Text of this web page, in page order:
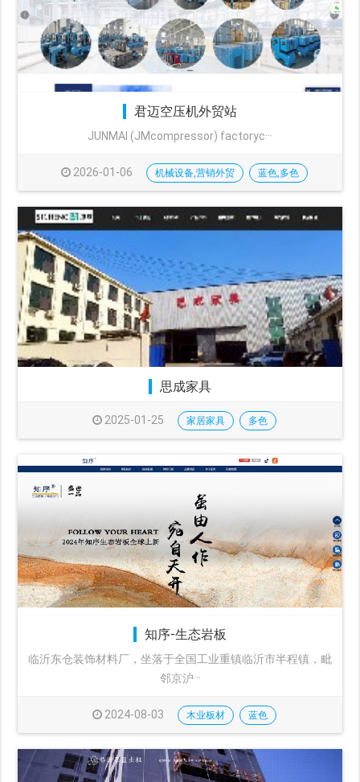
君迈空压机外贸站
JUNMAI (JMcompressor) factoryc···
2026-01-06 机械设备,营销外贸 蓝色,多色
思成家具
2025-01-25 家居家具 多色
知序-生态岩板
临沂东仓装饰材料厂，坐落于全国工业重镇临沂市半程镇，毗
邻京沪···
2024-08-03 木业板材 蓝色